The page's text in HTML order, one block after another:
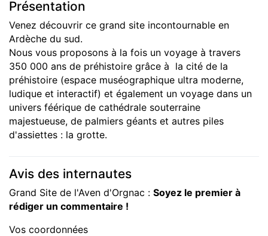
Présentation
Venez découvrir ce grand site incontournable en
Ardèche du sud.
Nous vous proposons à la fois un voyage à travers
350 000 ans de préhistoire grâce à la cité de la
préhistoire (espace muséographique ultra moderne,
ludique et interactif) et également un voyage dans un
univers féérique de cathédrale souterraine
majestueuse, de palmiers géants et autres piles
d'assiettes : la grotte.
Avis des internautes
Grand Site de l'Aven d'Orgnac : Soyez le premier à
rédiger un commentaire !
Vos coordonnées